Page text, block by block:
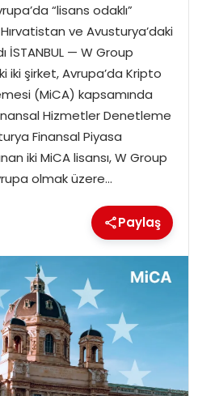
“lisans odaklı”
ve Avusturya’daki
İSTANBUL — W Group
şirket, Avrupa’da Kripto
(MiCA) kapsamında
Hizmetler Denetleme
Finansal Piyasa
iki MiCA lisansı, W Group
olmak üzere…
Paylaş